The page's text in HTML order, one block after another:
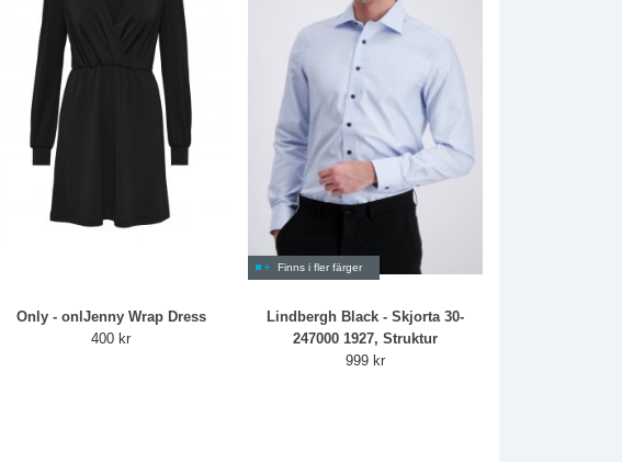
Only - onlJenny Wrap Dress
400 kr
Finns i fler färger
Lindbergh Black - Skjorta 30-
247000 1927, Struktur
999 kr